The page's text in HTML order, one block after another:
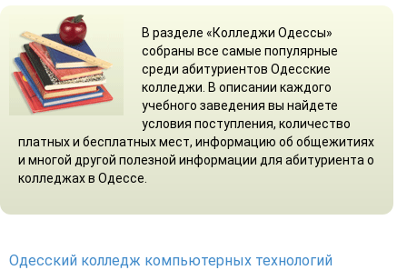
В разделе «Колледжи Одессы»
собраны все самые популярные
среди абитуриентов Одесские
колледжи. В описании каждого
учебного заведения вы найдете
условия поступления, количество
платных и бесплатных мест, информацию об общежитиях
и многой другой полезной информации для абитуриента о
колледжах в Одессе.
Одесский колледж компьютерных технологий